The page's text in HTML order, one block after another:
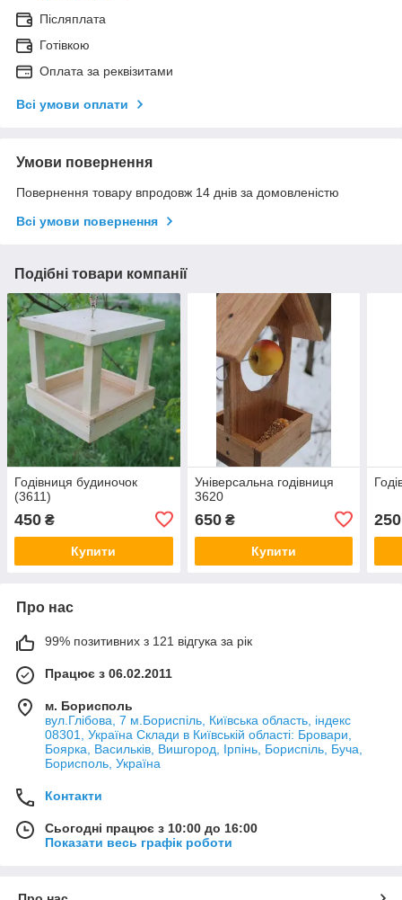
Післяплата
Готівкою
Оплата за реквізитами
Всі умови оплати
Умови повернення
Повернення товару впродовж 14 днів за домовленістю
Всі умови повернення
Подібні товари компанії
Годівниця будиночок
(3611)
450 ₴
Купити
Універсальна годівниця
3620
650₴
Купити
250
Про нас
99% позитивних з 121 відгука за рік
Працює з 06.02.2011
м. Борисполь
вул.Глібова, 7 м.Бориспіль, Київська область, індекс
08301, Україна Склади в Київській області: Бровари,
Боярка, Васильків, Вишгород, Ірпінь, Бориспіль, Буча,
Борисполь, Україна
Контакти
Сьогодні працює з 10:00 до 16:00
Показати весь графік роботи